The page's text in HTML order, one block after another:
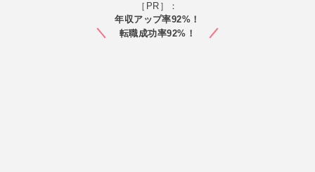
［PR］：
年収アップ率92%！
転職成功率92%！